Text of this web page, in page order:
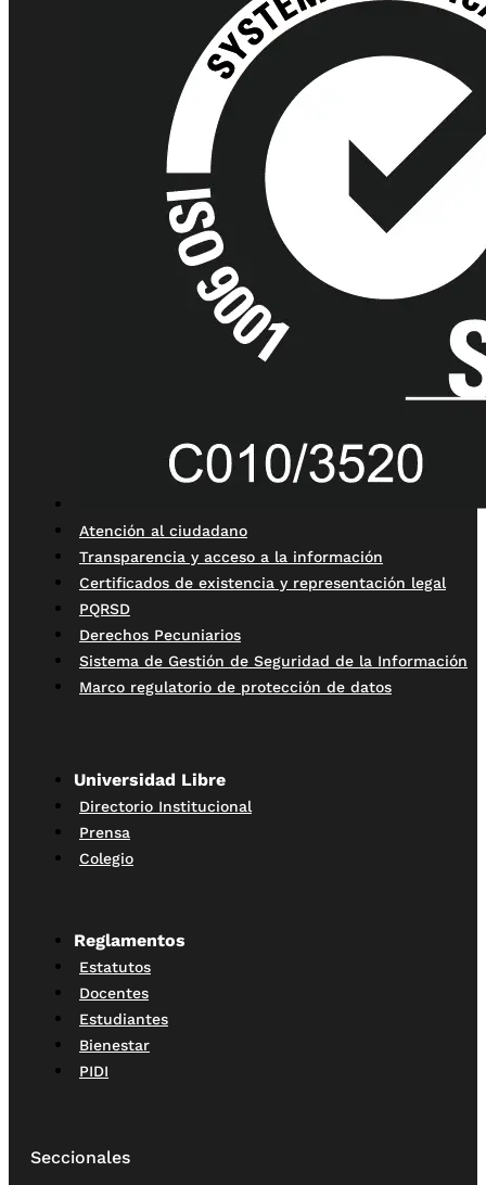
Atención al ciudadano
Transparencia y acceso a la información
Certificados de existencia y representación legal
PQRSD
Derechos Pecuniarios
Sistema de Gestión de Seguridad de la Información
Marco regulatorio de protección de datos
Universidad Libre
Directorio Institucional
Prensa
Colegio
Reglamentos
Estatutos
Docentes
Estudiantes
Bienestar
PIDI
Seccionales